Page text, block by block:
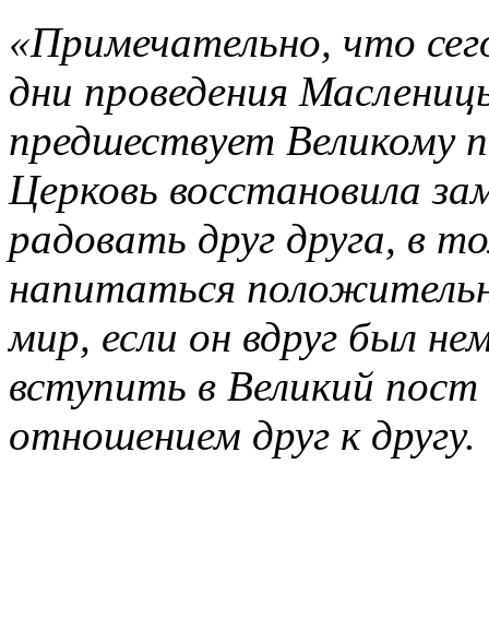
«Примечательно, что
дни проведения
предшествует Великому
Церковь восстановила
радовать друг друга, в
напитаться
мир, если он вдруг был
вступить в Великий
отношением друг к другу.